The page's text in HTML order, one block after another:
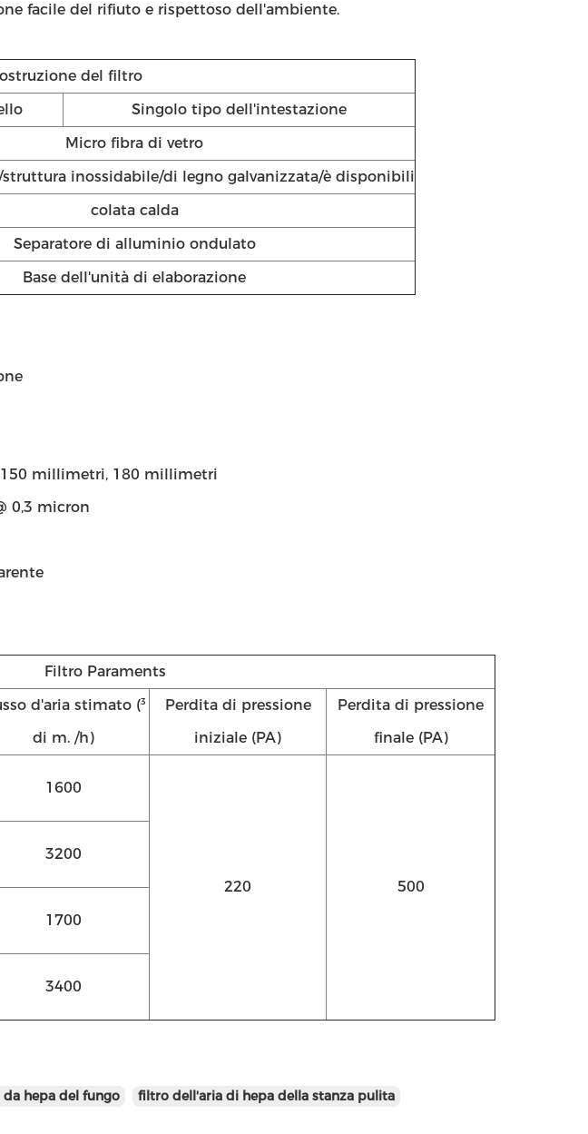
facile del rifiuto e rispettoso dell'ambiente.
del filtro
Singolo tipo dell'intestazione
Micro fibra di vetro
inossidabile/di legno galvanizzata/è disponibili
colata calda
Separatore di alluminio ondulato
Base dell'unità di elaborazione
millimetri, 180 millimetri
0,3 micron
Filtro Paraments
d'aria stimato (³
di m. /h)
Perdita di pressione
iniziale (PA)
Perdita di pressione
finale (PA)
1600
220 500
3200
1700
3400
hepa del fungo filtro dell'aria di hepa della stanza pulita